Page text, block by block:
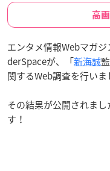
高
エンタメ情報Webマガ
derSpaceが、「新海誠
関するWeb調査を行いま
その結果が公開されま
す！